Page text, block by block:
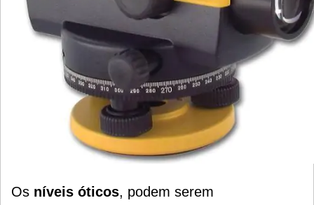
Os níveis óticos, podem serem